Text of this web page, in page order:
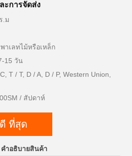
ะการจัดส่ง
.ม
าเลทไม้หรือเหล็ก
15 วัน
T / T, D / A, D / P, Western Union,
/ สัปดาห์
ที่สุด
คําอธิบายสินค้า